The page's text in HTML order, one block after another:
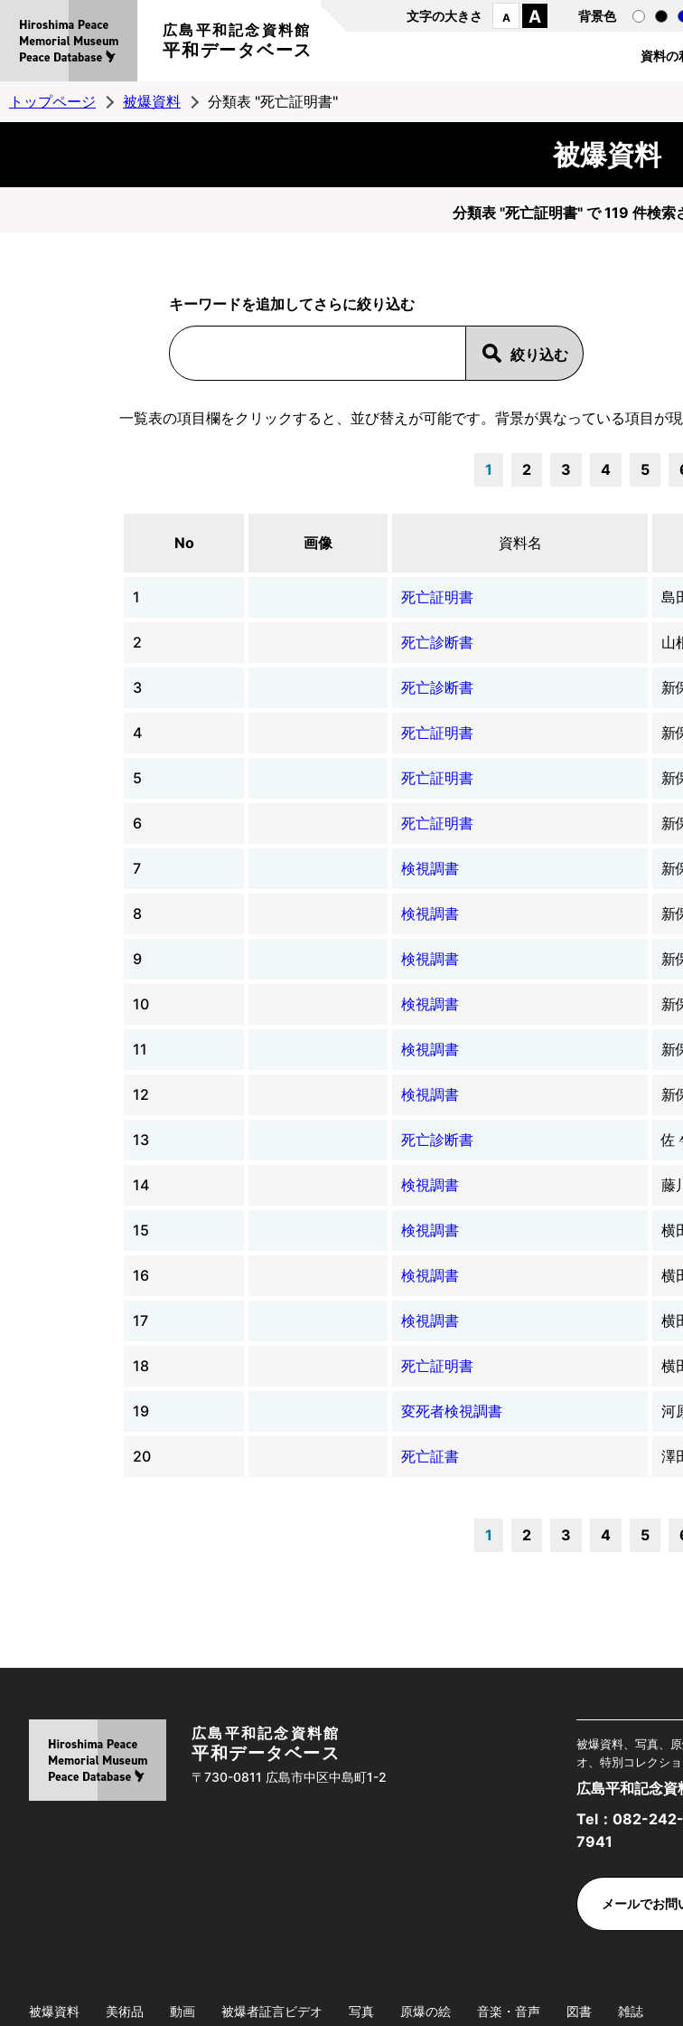
広島平和記念資料館
平和データベース
文字の大きさ A A 背景色
資料の
トップページ 被爆資料 分類表 "死亡証明書"
被爆資料
分類表 "死亡証明書" で 119 件検索
キーワードを追加してさらに絞り込む
一覧表の項目欄をクリックすると、並び替えが可能です。背景が異なっている項目が
1 2 3 4 5
No 画像 資料名
1 死亡証明書 島
2 死亡診断書 山
3 死亡診断書 新
4 死亡証明書 新
5 死亡証明書 新
6 死亡証明書 新
7 検視調書 新
8 検視調書 新
9 検視調書 新
10 検視調書 新
11 検視調書 新
12 検視調書 新
13 死亡診断書 佐
14 検視調書 藤
15 検視調書 横
16 検視調書 横
17 検視調書 横
18 死亡証明書 横
19 変死者検視調書 河
20 死亡証書 澤
1 2 3 4 5
広島平和記念資料館
平和データベース
〒730-0811 広島市中区中島町1-2
被爆資料、写真、
オ、特別コレクシ
広島平和記念
Tel： 082-
7941
メールでお問
被爆資料 美術品 動画 被爆者証言ビデオ 写真 原爆の絵 音楽・音声 図書 雑誌